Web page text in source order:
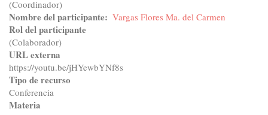
(Coordinador)
Nombre del participante Vargas Flores Ma. del Carmen
Rol del participante
(Colaborador)
URL externa
https://youtu.be/jHYewbYNf8s
Tipo de recurso
Conferencia
Materia